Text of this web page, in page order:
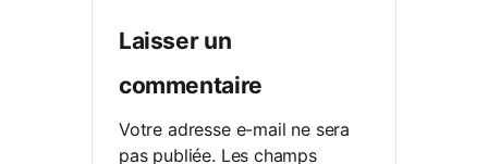
Laisser un
commentaire
Votre adresse e-mail ne sera
pas publiée. Les champs